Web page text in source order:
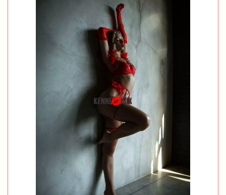
Створити оголошення